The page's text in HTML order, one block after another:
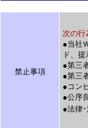
禁止事項
次の行
●当社
ド、
●第三
●第三
●コン
●公序
●法律